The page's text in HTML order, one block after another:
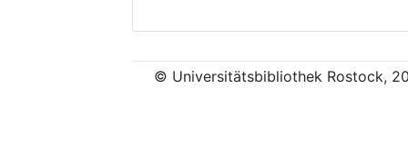
© Universitätsbibliothek Rostock,